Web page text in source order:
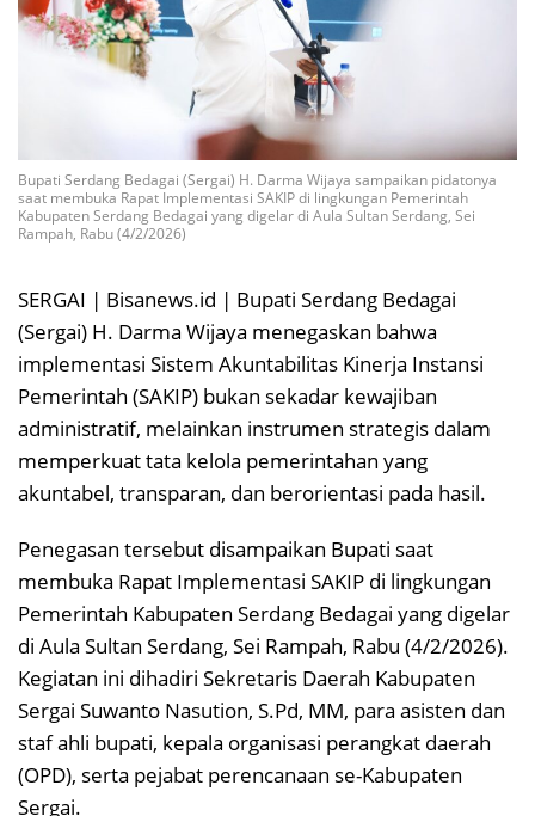
Bupati Serdang Bedagai (Sergai) H. Darma Wijaya sampaikan pidatonya
saat membuka Rapat Implementasi SAKIP di lingkungan Pemerintah
Kabupaten Serdang Bedagai yang digelar di Aula Sultan Serdang, Sei
Rampah, Rabu (4/2/2026)
SERGAI | Bisanews.id | Bupati Serdang Bedagai
(Sergai) H. Darma Wijaya menegaskan bahwa
implementasi Sistem Akuntabilitas Kinerja Instansi
Pemerintah (SAKIP) bukan sekadar kewajiban
administratif, melainkan instrumen strategis dalam
memperkuat tata kelola pemerintahan yang
akuntabel, transparan, dan berorientasi pada hasil.
Penegasan tersebut disampaikan Bupati saat
membuka Rapat Implementasi SAKIP di lingkungan
Pemerintah Kabupaten Serdang Bedagai yang digelar
di Aula Sultan Serdang, Sei Rampah, Rabu (4/2/2026).
Kegiatan ini dihadiri Sekretaris Daerah Kabupaten
Sergai Suwanto Nasution, S.Pd, MM, para asisten dan
staf ahli bupati, kepala organisasi perangkat daerah
(OPD), serta pejabat perencanaan se-Kabupaten
Sergai.